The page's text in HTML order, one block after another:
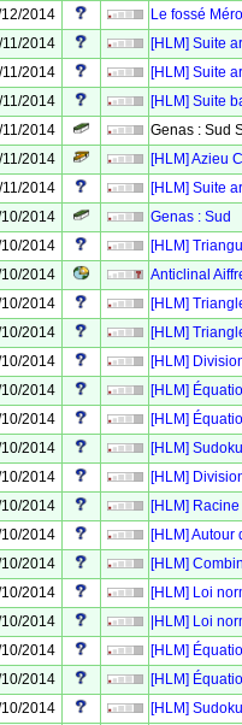
2014
Le fossé
2014
[HLM] Suite
2014
[HLM] Suite
2014
[HLM] Suite
2014
Genas : Sud
2014
[HLM] Azieu
2014
[HLM] Suite
2014
Genas : Sud
2014
[HLM]
2014
Anticlinal
2014
[HLM]
2014
[HLM]
2014
[HLM]
2014
[HLM]
2014
[HLM]
2014
[HLM]
2014
[HLM]
2014
[HLM]
2014
[HLM] Autour
2014
[HLM]
2014
[HLM] Loi
2014
|HLM] Loi
2014
[HLM]
2014
[HLM]
2014
[HLM]